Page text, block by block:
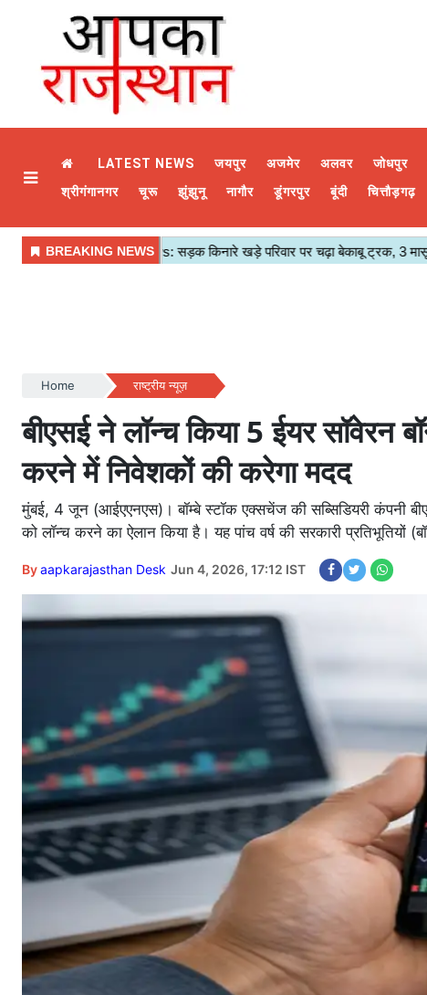
LATEST NEWS जयपुर अजमेर अलवर जोधपुर
श्रीगंगानगर
चूरू झुंझुनू नागौर डूंगरपुर बूंदी चित्तौड़गढ़
Home राष्ट्रीय न्यूज़
बीएसई ने लॉन्च किया 5 ईयर सॉवेरन
करने में निवेशकों की करेगा मदद
मुंबई, 4 जून (आईएएनएस)। बॉम्बे स्टॉक एक्सचेंज की सब्सिडियरी कंपनी
को लॉन्च करने का ऐलान किया है। यह पांच वर्ष की सरकारी प्रतिभूतियों
Byaapkarajasthan Desk Jun 4, 2026, 17:12 IST